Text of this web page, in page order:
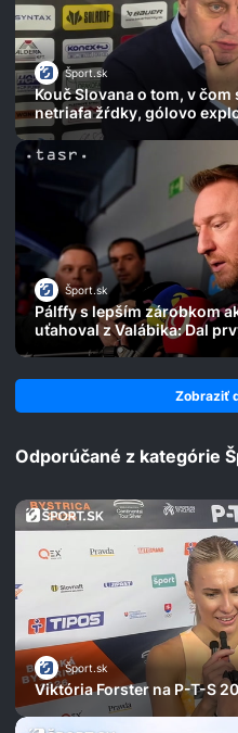
Šport.sk
Kouč Slovana o tom, v
netriafa žŕdky, gólovo
Šport.sk
Pálffy s lepším zárobkom
uťahoval z Valábika: Dal
Zobraziť
Odporúčané z kategórie
Šport.sk
Viktória Forster na P-T-S